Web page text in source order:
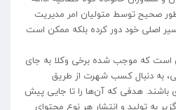
صحیح توسط متولیان امر مدیریت
اصلی خود دور کرده بلکه ممکن است
است که موجب شده برخی وکلا به جای
به دنبال کسب شهرت از طریق
باشند. هدفی که آن‌ها را تا جایی پیش
به تولید و انتشار هر نوع محتوای